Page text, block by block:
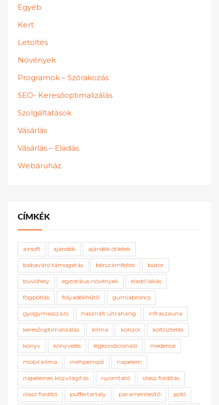
Egyéb
Kert
Letöltés
Növények
Programok – Szórakozás
SEO- Keresőoptimalizálás
Szolgáltatások
Vásárlás
Vásárlás – Eladás
Webáruház
CÍMKÉK
airsoft ajándék ajándék ötletek
babaváró támogatás bérszámfejtés bútor
búvóhely egzotikus növények eladó lakás
fogpótlás folyadékhűtő gumiabroncs
gyógymasszázs használt ultrahang infraszauna
keresőoptimalizálás klíma konzol költöztetés
könyv könyvelés légkondicionáló medence
mobil klíma méhpempő napelem
napelemes közvilágítás nyomtató olasz fordítás
olasz fordító puffertartály páramentesítő póló